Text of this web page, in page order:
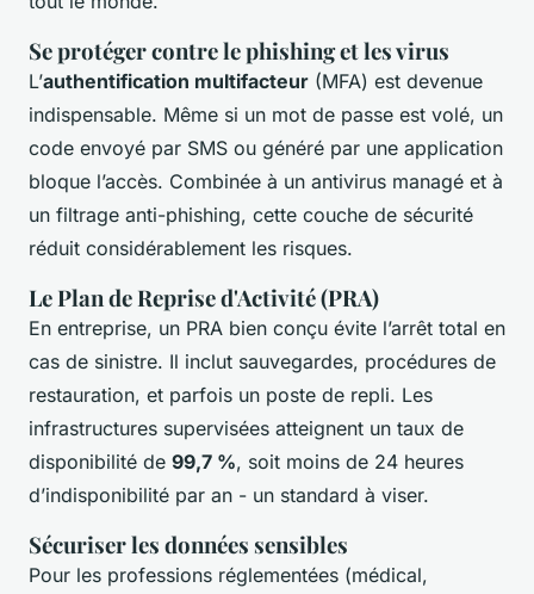
Se protéger contre le phishing et les virus
L’authentification multifacteur (MFA) est devenue
indispensable. Même si un mot de passe est volé, un
code envoyé par SMS ou généré par une application
bloque l’accès. Combinée à un antivirus managé et à
un filtrage anti-phishing, cette couche de sécurité
réduit considérablement les risques.
Le Plan de Reprise d'Activité (PRA)
En entreprise, un PRA bien conçu évite l’arrêt total en
cas de sinistre. Il inclut sauvegardes, procédures de
restauration, et parfois un poste de repli. Les
infrastructures supervisées atteignent un taux de
disponibilité de 99,7 %, soit moins de 24 heures
d’indisponibilité par an - un standard à viser.
Sécuriser les données sensibles
Pour les professions réglementées (médical,